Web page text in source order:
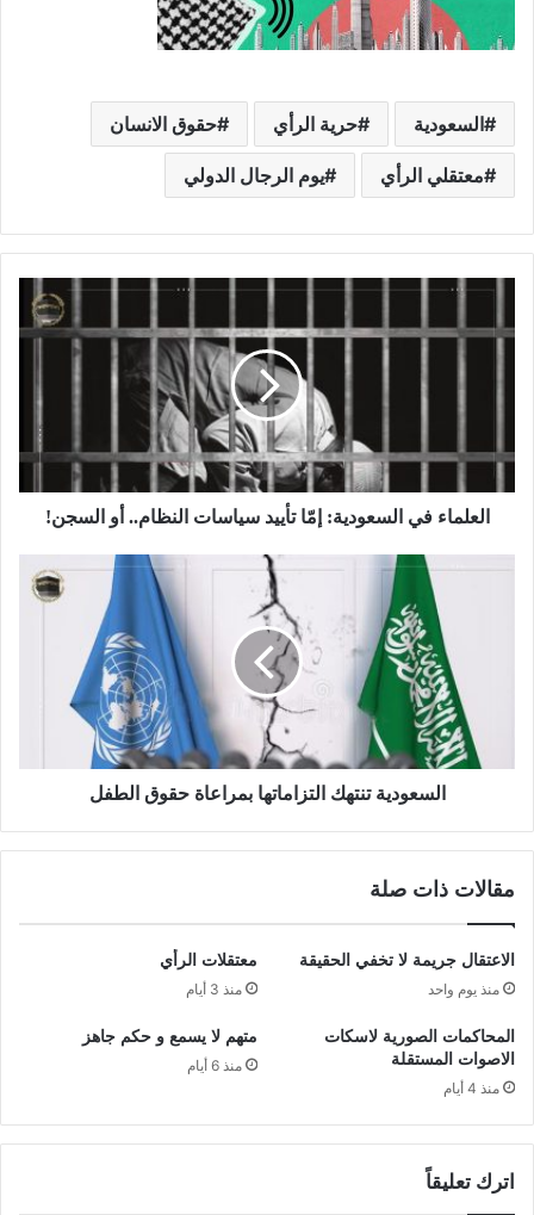
السعودية حرية الرأي حقوق الانسان
معتقلي الرأي يوم الرجال الدولي
العلماء في السعودية: إمّا تأييد سياسات النظام.. أو السجن!
السعودية تنتهك التزاماتها بمراعاة حقوق الطفل
مقالات ذات صلة
الاعتقال جريمة لا تخفي الحقيقة
منذ يوم واحد
معتقلات الرأي
منذ 3 أيام
المحاكمات الصورية لاسكات
الاصوات المستقلة
منذ 4 أيام
متهم لا يسمع و حكم جاهز
منذ 6 أيام
اترك تعليقاً